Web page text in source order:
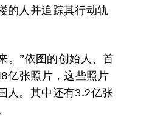
的人并追踪其行动轨
。”依图的创始人、首
亿张照片，这些照片
人。其中还有3.2亿张